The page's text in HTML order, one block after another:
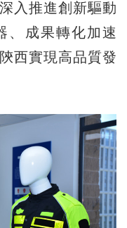
入推進創新驅動
、成果轉化加速
西實現高品質發